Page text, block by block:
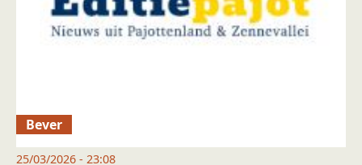
Bever
25/03/2026 - 23:08